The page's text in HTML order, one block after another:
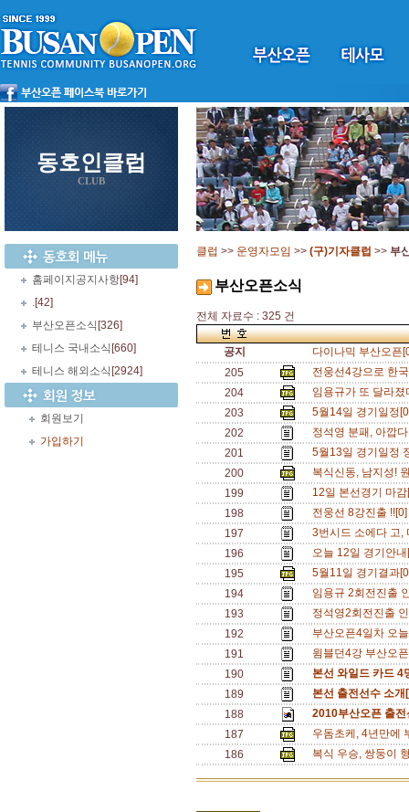
동호인클럽
CLUB
홈페이지공지사항[94]
.[42]
부산오픈소식 [326]
테니스 국내소식 [660]
테니스 해외소식 [2924]
회원보기
가입하기
클럽 >> 운영자모임 >> (구)기자클럽 >> 부
부산오픈소식
전체 자료수 : 325 건
공지
다이나믹 부산오픈
205
전웅선4강으로 한
204
임용규가 또 달라
203
5월14일 경기일정
202
정석영 분패, 아깝
201
5월13일 경기일정
200
복식신동, 남지성!
199
12일 본선경기 마
198
전웅선 8강진출
197
3번시드 소에다 고
196
오늘 12일 경기안
195
5월11일 경기결과
194
임용규 2회전진출
193
정석영2회전진출
192
부산오픈4일차 오
191
윔블던4강 부산오
190
본선 와일드 카드
189
본선 출전선수 소
188
2010부산오픈 출
187
우돔초케, 4년만에
186
복식 우승, 쌍둥이